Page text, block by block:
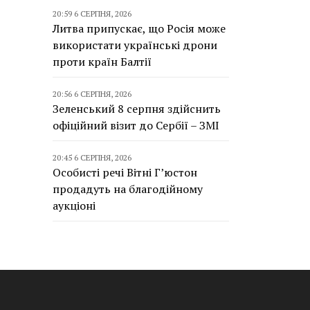
20:59 6 СЕРПНЯ, 2026
Литва припускає, що Росія може
використати українські дрони
проти країн Балтії
20:56 6 СЕРПНЯ, 2026
Зеленський 8 серпня здійснить
офіційний візит до Сербії – ЗМІ
20:45 6 СЕРПНЯ, 2026
Особисті речі Вітні Г’юстон
продадуть на благодійному
аукціоні